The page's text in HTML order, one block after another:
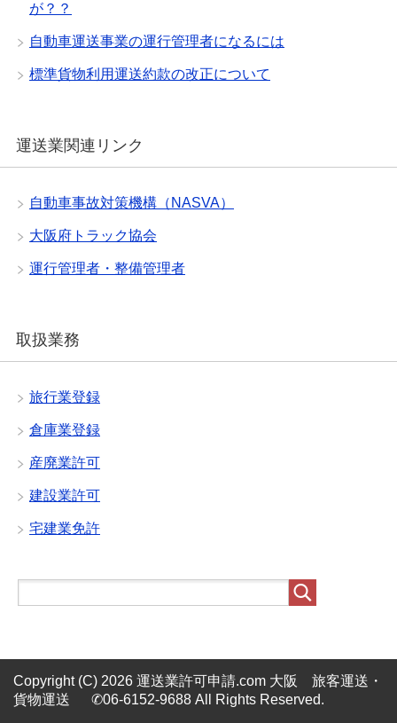
が？？
自動車運送事業の運行管理者になるには
標準貨物利用運送約款の改正について
運送業関連リンク
自動車事故対策機構（NASVA）
大阪府トラック協会
運行管理者・整備管理者
取扱業務
旅行業登録
倉庫業登録
産廃業許可
建設業許可
宅建業免許
Copyright (C) 2026 運送業許可申請.com 大阪 旅客運送・
貨物運送 ✆06-6152-9688 All Rights Reserved.